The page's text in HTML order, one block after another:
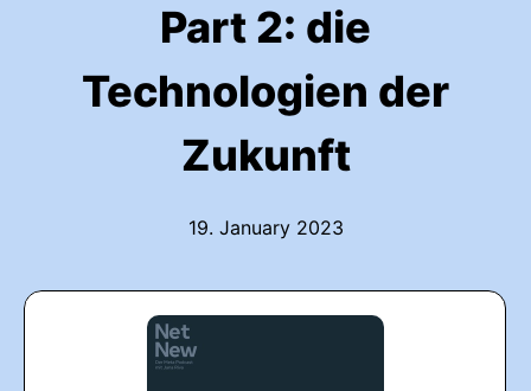
Part 2: die
Technologien der
Zukunft
19. January 2023